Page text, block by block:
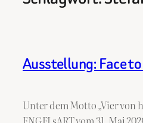
Ausstellung: Face to
Unter dem Motto „Vier von